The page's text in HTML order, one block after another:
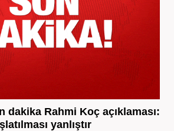
dakika Rahmi Koç açıklaması:
yanlıştır